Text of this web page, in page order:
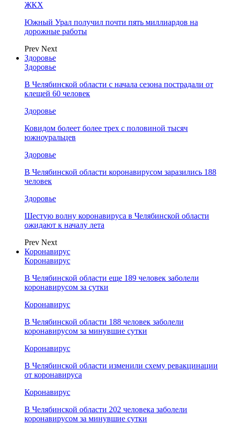
ЖКХ
Южный Урал получил почти пять миллиардов на
дорожные работы
Prev Next
Здоровье
Здоровье
В Челябинской области с начала сезона пострадали от
клещей 60 человек
Здоровье
Ковидом болеет более трех с половиной тысяч
южноуральцев
Здоровье
В Челябинской области коронавирусом заразились 188
человек
Здоровье
Шестую волну коронавируса в Челябинской области
ожидают к началу лета
Prev Next
Коронавирус
Коронавирус
В Челябинской области еще 189 человек заболели
коронавирусом за сутки
Коронавирус
В Челябинской области 188 человек заболели
коронавирусом за минувшие сутки
Коронавирус
В Челябинской области изменили схему ревакцинации
от коронавируса
Коронавирус
В Челябинской области 202 человека заболели
коронавирусом за минувшие сутки